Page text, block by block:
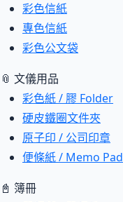
彩色信紙
專色信紙
彩色公文袋
📎 文儀用品
彩色紙 / 膠 Folder
硬皮鐵圈文件夾
原子印 / 公司印章
便條紙 / Memo Pad
📓 簿冊